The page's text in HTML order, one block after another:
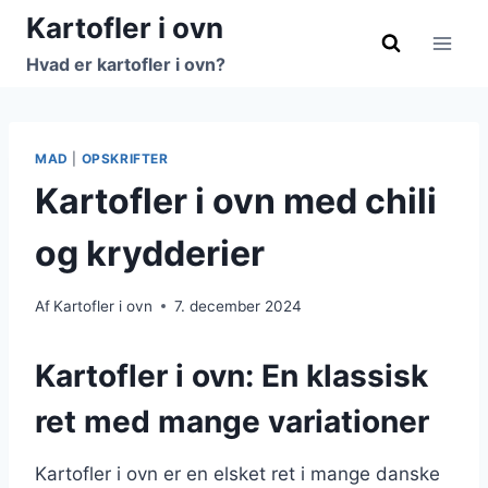
Fortsæt
indhold
Kartofler i ovn
Hvad er kartofler i ovn?
MAD OPSKRIFTER
Kartofler i ovn med chili
og krydderier
Af Kartofler i ovn 7. december 2024
Kartofler i ovn: En klassisk
ret med mange variationer
Kartofler i ovn er en elsket ret i mange danske